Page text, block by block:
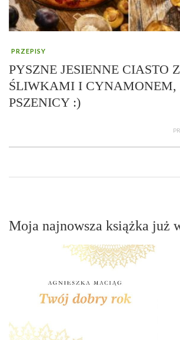
PRZEPISY
PYSZNE JESIENNE CIASTO
ŚLIWKAMI I CYNAMONEM,
PSZENICY :)
Moja najnowsza książka już